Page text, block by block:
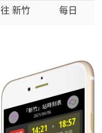
往 新竹 每日
往 彰化
往 彰化 每日